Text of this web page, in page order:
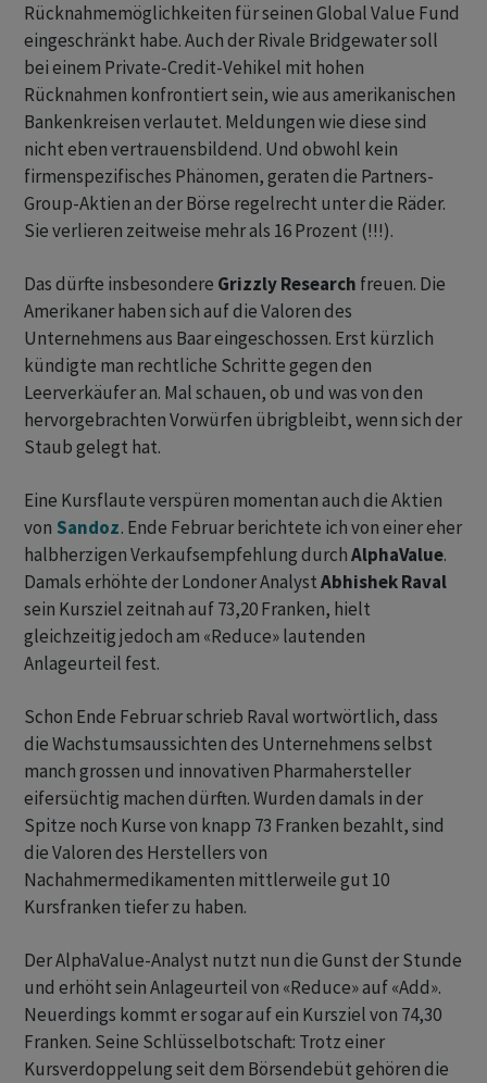
Rücknahmemöglichkeiten für seinen Global Value Fund
eingeschränkt habe. Auch der Rivale Bridgewater soll
bei einem Private-Credit-Vehikel mit hohen
Rücknahmen konfrontiert sein, wie aus amerikanischen
Bankenkreisen verlautet. Meldungen wie diese sind
nicht eben vertrauensbildend. Und obwohl kein
firmenspezifisches Phänomen, geraten die Partners-
Group-Aktien an der Börse regelrecht unter die Räder.
Sie verlieren zeitweise mehr als 16 Prozent (!!!).
Das dürfte insbesondere Grizzly Research freuen. Die
Amerikaner haben sich auf die Valoren des
Unternehmens aus Baar eingeschossen. Erst kürzlich
kündigte man rechtliche Schritte gegen den
Leerverkäufer an. Mal schauen, ob und was von den
hervorgebrachten Vorwürfen übrigbleibt, wenn sich der
Staub gelegt hat.
Eine Kursflaute verspüren momentan auch die Aktien
von Sandoz. Ende Februar berichtete ich von einer eher
halbherzigen Verkaufsempfehlung durchAlphaValue.
Damals erhöhte der Londoner AnalystAbhishek Raval
sein Kursziel zeitnah auf 73,20 Franken, hielt
gleichzeitig jedoch am «Reduce» lautenden
Anlageurteil fest.
Schon Ende Februar schrieb Raval wortwörtlich, dass
die Wachstumsaussichten des Unternehmens selbst
manch grossen und innovativen Pharmahersteller
eifersüchtig machen dürften. Wurden damals in der
Spitze noch Kurse von knapp 73 Franken bezahlt, sind
die Valoren des Herstellers von
Nachahmermedikamenten mittlerweile gut 10
Kursfranken tiefer zu haben.
Der AlphaValue-Analyst nutzt nun die Gunst der Stunde
und erhöht sein Anlageurteil von «Reduce» auf «Add».
Neuerdings kommt er sogar auf ein Kursziel von 74,30
Franken. Seine Schlüsselbotschaft: Trotz einer
Kursverdoppelung seit dem Börsendebüt gehören die